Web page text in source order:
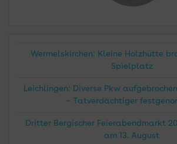
Wermelskirchen: Kleine Holzhütte
Spielplatz
Leichlingen: Diverse Pkw
– Tatverdächtiger
Dritter Bergischer Feierabendmarkt
am 13. August